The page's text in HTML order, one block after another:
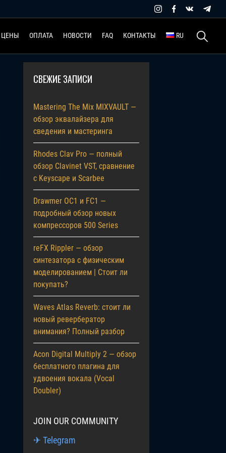
ЦЕНЫ ОПЛАТА НОВОСТИ FAQ КОНТАКТЫ RU Найти:
СВЕЖИЕ ЗАПИСИ
Mastering The Mix MIXVAULT —
обзор эквалайзера для
сведения и мастеринга
Rhodes Clav Pro — полный
обзор Clavinet VST, сравнение
с Keyscape и Scarbee
Drawmer OC1 и FC1 —
подробный обзор новых
компрессоров 500 Series
reFX Rippler — обзор
синтезатора с физическим
моделированием | Стоит ли
покупать?
Waves Atlas Reverb: стоит ли
новый ревербератор
внимания? Полный разбор
Acon Digital Multiply 2 — обзор
бесплатного плагина для
удвоения вокала (Vocal
Doubler)
JOIN OUR COMMUNITY
✈ Telegram